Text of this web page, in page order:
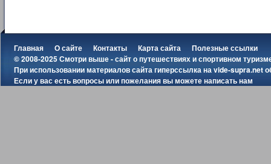
Главная О сайте Контакты Карта сайта
Полезные ссылки
© 2008-2025 Смотри выше - сайт о путешествиях и спортивном
При использовании материалов сайта гиперссылка наvide-supra.net
Если у вас есть вопросы или пожелания вы можетенаписать нам